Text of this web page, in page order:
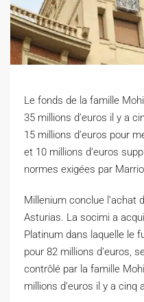
Le fonds de la famille
35 millions d’euros il y a
15 millions d’euros pour
et 10 millions d’euros
normes exigées par
Millenium conclue l’achat
Asturias. La socimi a
Platinum dans laquelle le
pour 82 millions d’euros,
contrôlé par la famille
millions d’euros il y a cinq